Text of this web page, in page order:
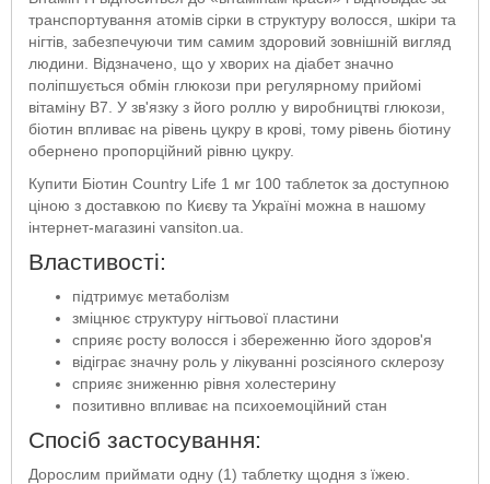
транспортування атомів сірки в структуру волосся, шкіри та
нігтів, забезпечуючи тим самим здоровий зовнішній вигляд
людини. Відзначено, що у хворих на діабет значно
поліпшується обмін глюкози при регулярному прийомі
вітаміну В7. У зв'язку з його роллю у виробництві глюкози,
біотин впливає на рівень цукру в крові, тому рівень біотину
обернено пропорційний рівню цукру.
Купити Біотин Country Life 1 мг 100 таблеток за доступною
ціною з доставкою по Києву та Україні можна в нашому
інтернет-магазині vansiton.ua.
Властивості:
підтримує метаболізм
зміцнює структуру нігтьової пластини
сприяє росту волосся і збереженню його здоров'я
відіграє значну роль у лікуванні розсіяного склерозу
сприяє зниженню рівня холестерину
позитивно впливає на психоемоційний стан
Спосіб застосування:
Дорослим приймати одну (1) таблетку щодня з їжею.